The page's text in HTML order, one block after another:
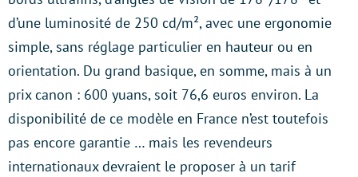
d’une luminosité de 250 cd/m², avec une ergonomie
simple, sans réglage particulier en hauteur ou en
orientation. Du grand basique, en somme, mais à un
prix canon : 600 yuans, soit 76,6 euros environ. La
disponibilité de ce modèle en France n’est toutefois
pas encore garantie … mais les revendeurs
internationaux devraient le proposer à un tarif